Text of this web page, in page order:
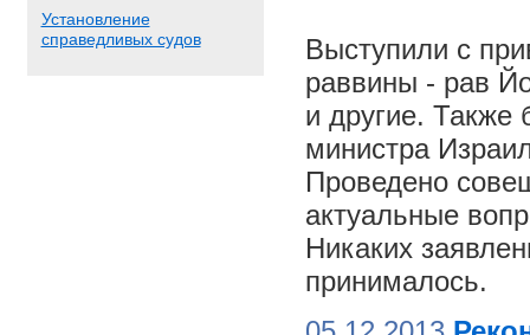
Установление
справедливых судов
Выступили с
раввины - рав
и другие. Также
министра
Проведено
актуальные
Никаких
принималось.